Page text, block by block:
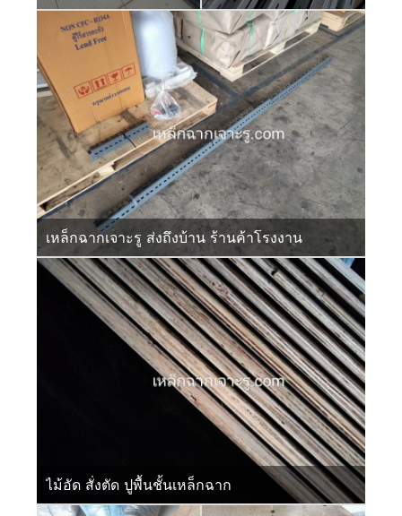
เหล็กฉากเจาะรู ส่งถึงบ้าน ร้านค้าโรงงาน
ไม้อัด สั่งตัด ปูพื้นชั้นเหล็กฉาก